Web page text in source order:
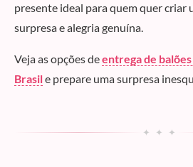
presente ideal para quem quer criar
surpresa e alegria genuína.
Veja as opções deentrega de
Brasile prepare uma surpresa
✦ ✦ ✦